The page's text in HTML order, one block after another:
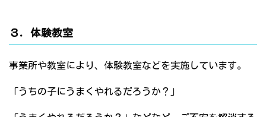
３．体験教室
事業所や教室により、体験教室などを実施しています。
「うちの子にうまくやれるだろうか？」